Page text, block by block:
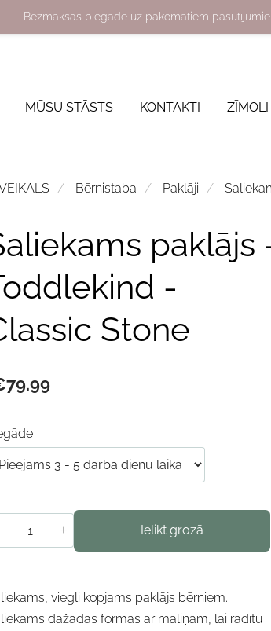
Bezmaksas piegāde uz pakomātiem
MŪSU STĀSTS KONTAKTI
Bērnistaba Paklāji
paklājs
-
Stone
+ Ielikt grozā
viegli kopjams paklājs bērniem.
dažādās formās ar maliņām, lai radītu